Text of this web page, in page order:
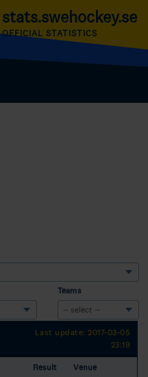
stats.swehockey.se
OFFICIAL STATISTICS
Teams
Last update: 2017-03-05
23:19
Result Venue